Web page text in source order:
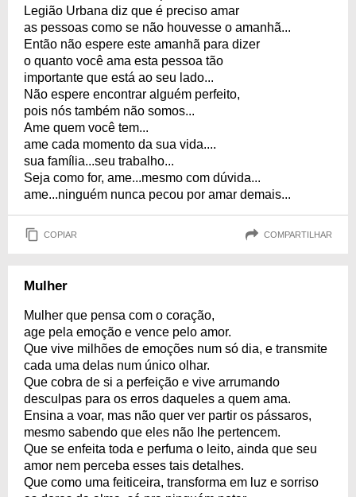
Legião Urbana diz que é preciso amar
as pessoas como se não houvesse o amanhã...
Então não espere este amanhã para dizer
o quanto você ama esta pessoa tão
importante que está ao seu lado...
Não espere encontrar alguém perfeito,
pois nós também não somos...
Ame quem você tem...
ame cada momento da sua vida....
sua família...seu trabalho...
Seja como for, ame...mesmo com dúvida...
ame...ninguém nunca pecou por amar demais...
COPIAR COMPARTILHAR
Mulher
Mulher que pensa com o coração,
age pela emoção e vence pelo amor.
Que vive milhões de emoções num só dia, e transmite
cada uma delas num único olhar.
Que cobra de si a perfeição e vive arrumando
desculpas para os erros daqueles a quem ama.
Ensina a voar, mas não quer ver partir os pássaros,
mesmo sabendo que eles não lhe pertencem.
Que se enfeita toda e perfuma o leito, ainda que seu
amor nem perceba esses tais detalhes.
Que como uma feiticeira, transforma em luz e sorriso